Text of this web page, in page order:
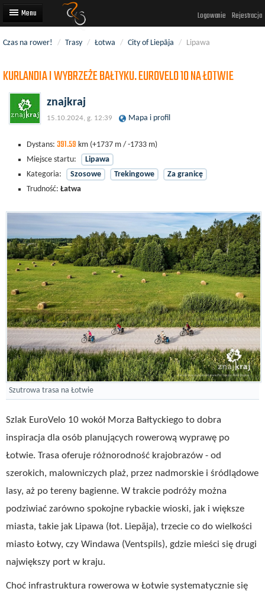
Logowanie Rejestracja
Trasy rowerowe
Wyścigi rowerowe
Użytkownicy
Dodaj
Czas na rower! / Trasy / Łotwa / City of Liepāja / Lipawa
KURLANDIA I WYBRZEŻE BAŁTYKU. EUROVELO 10 NA ŁOTWIE
znajkraj
15.10.2024, g. 12:39 Mapa i profil
Dystans: 391.59 km (+1737 m / -1733 m)
Miejsce startu:
Lipawa
Kategoria:
Szosowe Trekingowe
Za granicę
Trudność: Łatwa
Szutrowa trasa na Łotwie
Szlak EuroVelo 10 wokół Morza Bałtyckiego to dobra
inspiracja dla osób planujących rowerową wyprawę po
Łotwie. Trasa oferuje różnorodność krajobrazów - od
szerokich, malowniczych plaż, przez nadmorskie i śródlądowe
lasy, aż po tereny bagienne. W trakcie podróży można
podziwiać zarówno spokojne rybackie wioski, jak i większe
miasta, takie jak Lipawa (łot. Liepāja), trzecie co do wielkości
miasto Łotwy, czy Windawa (Ventspils), gdzie mieści się drugi
największy port w kraju.
Choć infrastruktura rowerowa w Łotwie systematycznie się